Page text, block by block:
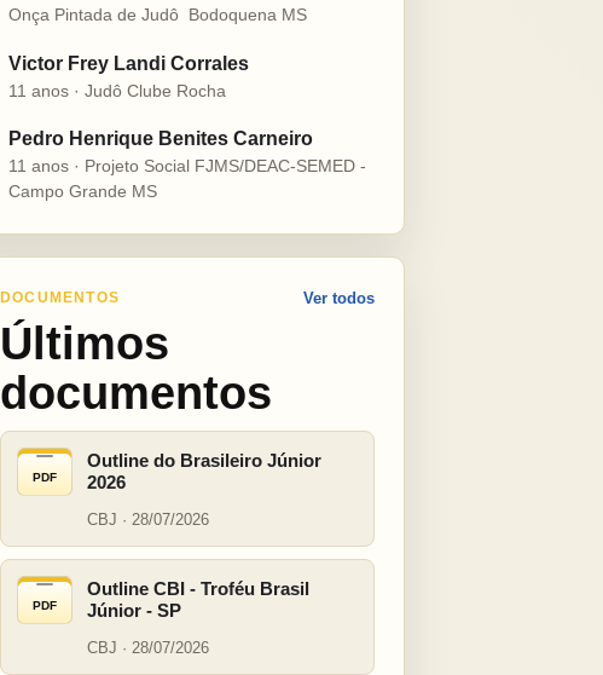
Onça Pintada de Judô  Bodoquena MS
Victor Frey Landi Corrales
11 anos · Judô Clube Rocha
Pedro Henrique Benites Carneiro
11 anos · Projeto Social FJMS/DEAC-SEMED -
Campo Grande MS
DOCUMENTOS
Últimos
documentos
Ver todos
PDF
Outline do Brasileiro Júnior
2026
CBJ · 28/07/2026
PDF
Outline CBI - Troféu Brasil
Júnior - SP
CBJ · 28/07/2026